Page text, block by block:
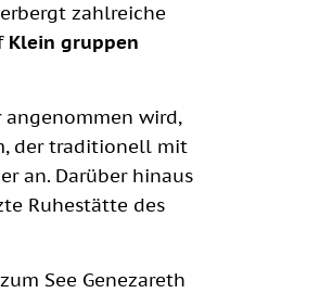
zahlreiche
Klein gruppen
angenommen wird,
der traditionell mit
an. Darüber hinaus
Ruhestätte des
See Genezareth